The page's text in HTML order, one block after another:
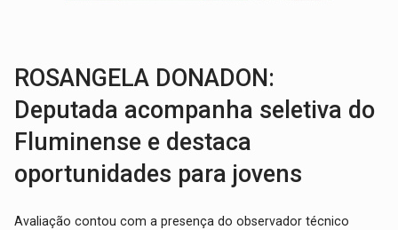
ROSANGELA DONADON:
Deputada acompanha seletiva do
Fluminense e destaca
oportunidades para jovens
Avaliação contou com a presença do observador técnico